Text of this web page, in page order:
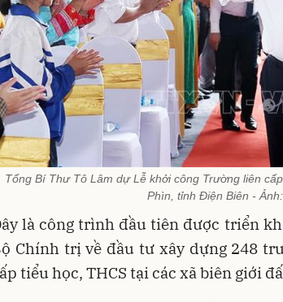
Tổng Bí Thư Tô Lâm dự Lễ khởi công Trường liên
Phìn, tỉnh Điện Biên -
là công trình đầu tiên được triển
Chính trị về đầu tư xây dựng 248
tiểu học, THCS tại các xã biên giới